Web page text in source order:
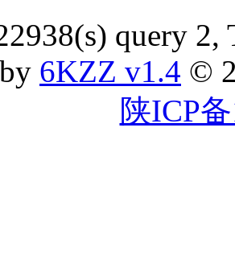
query
6KZZ v1.4 ©
陕ICP